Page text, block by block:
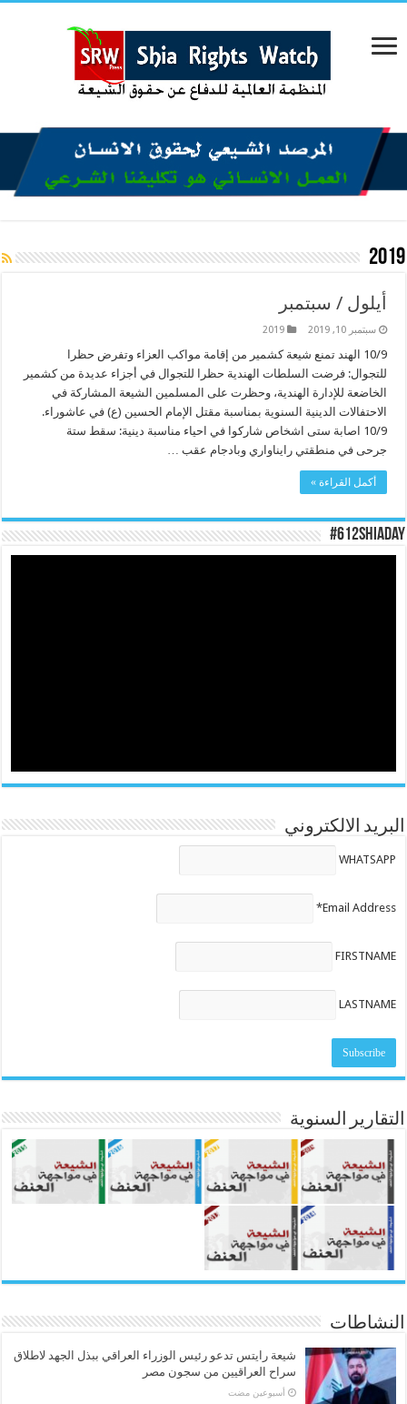
2019
أيلول / سبتمبر
سبتمبر 10, 2019 2019
10/9 الهند تمنع شيعة كشمير من إقامة مواكب العزاء وتفرض حظرا
للتجوال: فرضت السلطات الهندية حظرا للتجوال في أجزاء عديدة من كشمير
الخاضعة للإدارة الهندية، وحظرت على المسلمين الشيعة المشاركة في
الاحتفالات الدينية السنوية بمناسبة مقتل الإمام الحسين (ع) في عاشوراء.
10/9 اصابة ستى اشخاص شاركوا في احياء مناسبة دينية: سقط ستة
جرحى في منطقتي رايناواري وبادجام عقب …
أكمل القراءة »
#612ShiaDay
البريد الالكتروني
WHATSAPP
Email Address*
FIRSTNAME
LASTNAME
التقارير السنوية
النشاطات
شيعة رايتس تدعو رئيس الوزراء العراقي ببذل الجهد لاطلاق
سراح العراقيين من سجون مصر
‏أسبوعين مضت